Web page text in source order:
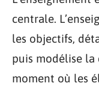
centrale.
les objectifs,
puis modélise la
moment où les